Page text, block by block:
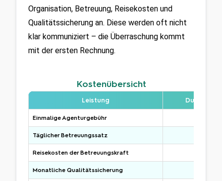
Organisation, Betreuung, Reisekosten und
Qualitätssicherung an. Diese werden oft nicht
klar kommuniziert – die Überraschung kommt
mit der ersten Rechnung.
Kostenübersicht
Leistung
Einmalige Agenturgebühr
Täglicher Betreuungssatz
Reisekosten der Betreuungskraft
Monatliche Qualitätssicherung